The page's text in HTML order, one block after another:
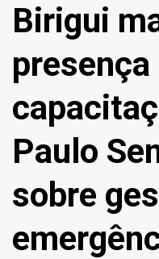
Birigui
presença
Paulo
sobre